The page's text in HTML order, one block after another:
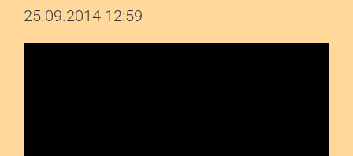
25.09.2014 12:59